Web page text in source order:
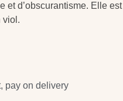
et d’obscurantisme. Elle
viol.
pay on delivery